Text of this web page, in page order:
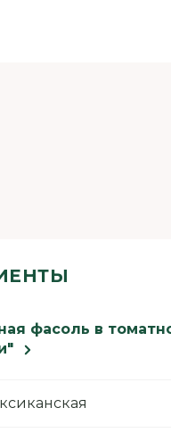
фасоль в